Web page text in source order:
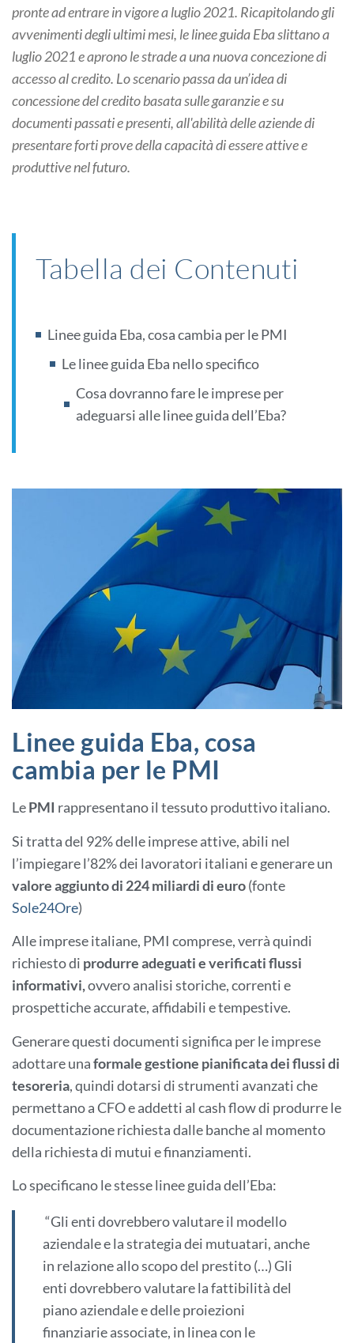
pronte ad entrare in vigore a luglio 2021. Ricapitolando gli
avvenimenti degli ultimi mesi, le linee guida Eba slittano a
luglio 2021 e aprono le strade a una nuova concezione di
accesso al credito. Lo scenario passa da un’idea di
concessione del credito basata sulle garanzie e su
documenti passati e presenti, all'abilità delle aziende di
presentare forti prove della capacità di essere attive e
produttive nel futuro.
Tabella dei Contenuti
Linee guida Eba, cosa cambia per le PMI
Le linee guida Eba nello specifico
Cosa dovranno fare le imprese per
adeguarsi alle linee guida dell’Eba?
Linee guida Eba, cosa
cambia per le PMI
LePMI rappresentano il tessuto produttivo italiano.
Si tratta del 92% delle imprese attive, abili nel
l’impiegare l’82% dei lavoratori italiani e generare un
valore aggiunto di 224 miliardi di euro(fonte
Sole24Ore)
Alle imprese italiane, PMI comprese, verrà quindi
richiesto di produrre adeguati e verificati flussi
informativi,ovvero analisi storiche, correnti e
prospettiche accurate, affidabili e tempestive.
Generare questi documenti significa per le imprese
adottare unaformale gestione pianificata dei flussi di
tesoreria, quindi dotarsi di strumenti avanzati che
permettano a CFO e addetti al cash flow di produrre le
documentazione richiesta dalle banche al momento
della richiesta di mutui e finanziamenti.
Lo specificano le stesse linee guida dell’Eba:
“Gli enti dovrebbero valutare il modello
aziendale e la strategia dei mutuatari, anche
in relazione allo scopo del prestito (…) Gli
enti dovrebbero valutare la fattibilità del
piano aziendale e delle proiezioni
finanziarie associate, in linea con le